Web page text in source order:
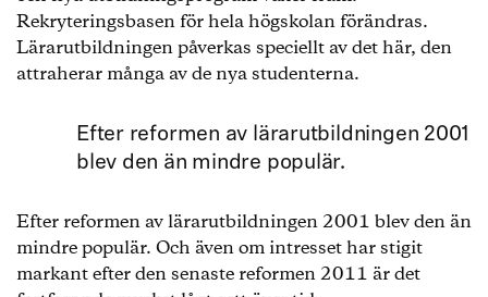
Rekryteringsbasen för hela högskolan förändras.
Lärarutbildningen påverkas speciellt av det här, den
attraherar många av de nya studenterna.
Efter reformen av lärarutbildningen 2001
blev den än mindre populär.
Efter reformen av lärarutbildningen 2001 blev den än
mindre populär. Och även om intresset har stigit
markant efter den senaste reformen 2011 är det